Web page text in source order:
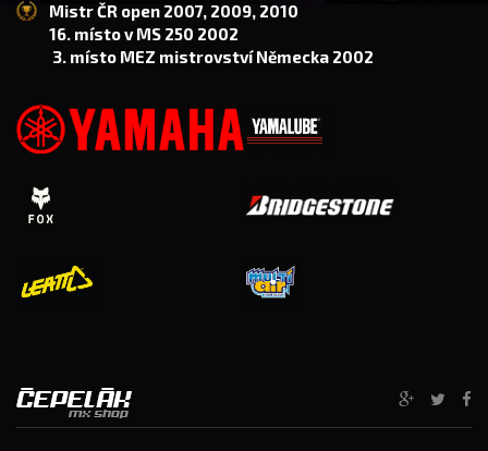
Mistr ČR open 2007, 2009, 2010
16. místo v MS 250 2002
3. místo MEZ mistrovství Německa 2002